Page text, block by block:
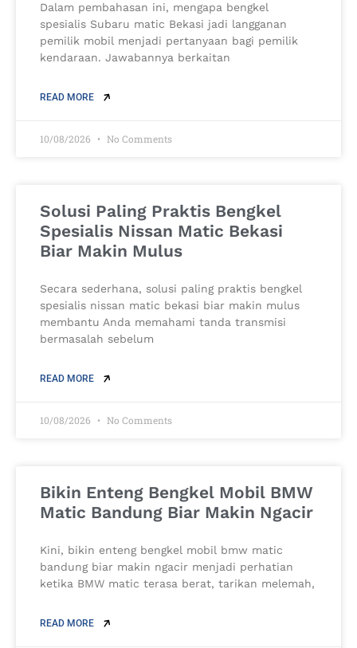
Dalam pembahasan ini, mengapa bengkel
spesialis Subaru matic Bekasi jadi langganan
pemilik mobil menjadi pertanyaan bagi pemilik
kendaraan. Jawabannya berkaitan
READ MORE
10/08/2026 No Comments
Solusi Paling Praktis Bengkel
Spesialis Nissan Matic Bekasi
Biar Makin Mulus
Secara sederhana, solusi paling praktis bengkel
spesialis nissan matic bekasi biar makin mulus
membantu Anda memahami tanda transmisi
bermasalah sebelum
READ MORE
10/08/2026 No Comments
Bikin Enteng Bengkel Mobil BMW
Matic Bandung Biar Makin Ngacir
Kini, bikin enteng bengkel mobil bmw matic
bandung biar makin ngacir menjadi perhatian
ketika BMW matic terasa berat, tarikan melemah,
READ MORE